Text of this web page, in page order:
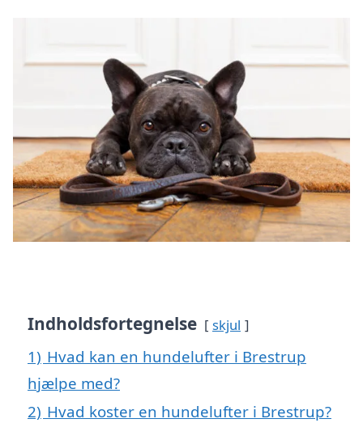
Indholdsfortegnelse skjul
1) Hvad kan en hundelufter i Brestrup
hjælpe med?
2) Hvad koster en hundelufter i Brestrup?